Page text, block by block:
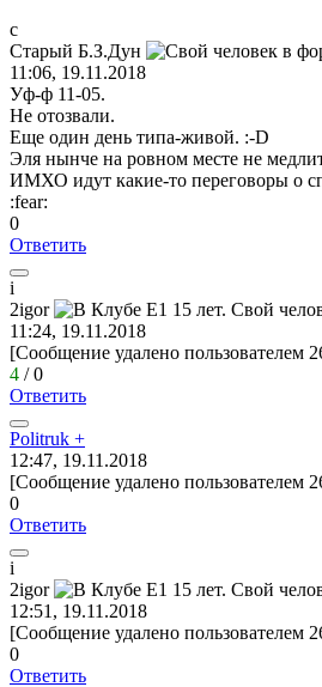
с
Старый Б.З.Дун
11:06, 19.11.2018
Уф-ф 11-05.
Не отозвали.
Еще один день типа-живой. :-D
Эля нынче на ровном месте не
ИМХО идут какие-то переговоры о
:fear:
0
Ответить
i
2igor
11:24, 19.11.2018
[Сообщение удалено пользователем
4 /0
Ответить
Politruk +
12:47, 19.11.2018
[Сообщение удалено пользователем
0
Ответить
i
2igor
12:51, 19.11.2018
[Сообщение удалено пользователем
0
Ответить